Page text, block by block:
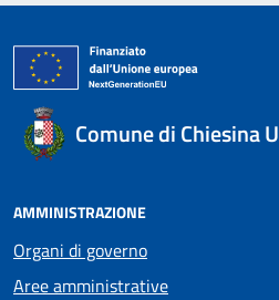
Comune di Chiesina
AMMINISTRAZIONE
Organi di governo
Aree amministrative